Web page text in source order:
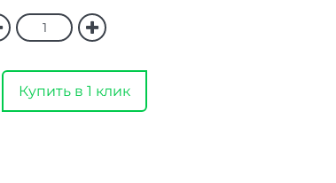
Купить в 1 клик